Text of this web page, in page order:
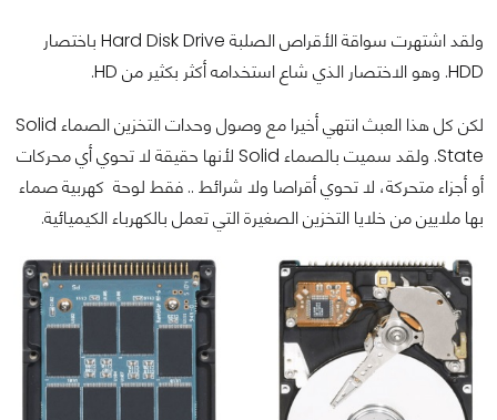
ولقد اشتهرت سواقة الأقراص الصلبة Hard Disk Drive باختصار
HDD. وهو الاختصار الذي شاع استخدامه أكثر بكثير من HD.
لكن كل هذا العبث انتهي أخيرا مع وصول وحدات التخزين الصماء Solid
State. ولقد سميت بالصماء Solid لأنها حقيقة لا تحوي أي محركات
أو أجزاء متحركة، لا تحوي أقراصا ولا شرائط .. فقط لوحة كهربية صماء
بها ملايين من خلايا التخزين الصغيرة التي تعمل بالكهرباء الكيميائية.